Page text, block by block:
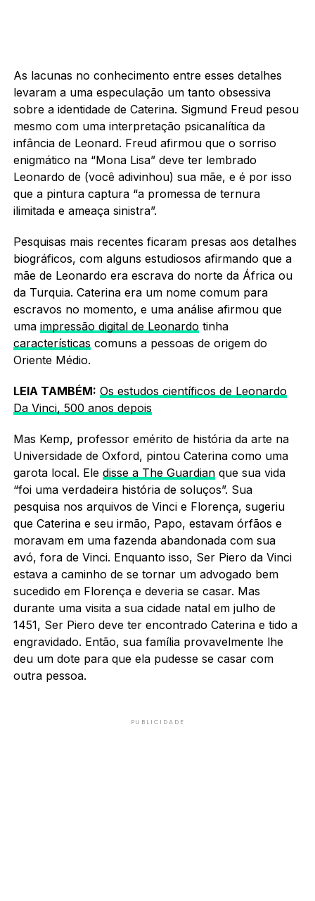
As lacunas no conhecimento entre esses detalhes
levaram a uma especulação um tanto obsessiva
sobre a identidade de Caterina. Sigmund Freud pesou
mesmo com uma interpretação psicanalítica da
infância de Leonard. Freud afirmou que o sorriso
enigmático na “Mona Lisa” deve ter lembrado
Leonardo de (você adivinhou) sua mãe, e é por isso
que a pintura captura “a promessa de ternura
ilimitada e ameaça sinistra”.
Pesquisas mais recentes ficaram presas aos detalhes
biográficos, com alguns estudiosos afirmando que a
mãe de Leonardo era escrava do norte da África ou
da Turquia. Caterina era um nome comum para
escravos no momento, e uma análise afirmou que
uma impressão digital de Leonardo tinha
características comuns a pessoas de origem do
Oriente Médio.
LEIA TAMBÉM: Os estudos científicos de Leonardo
Da Vinci, 500 anos depois
Mas Kemp, professor emérito de história da arte na
Universidade de Oxford, pintou Caterina como uma
garota local. Ele disse a The Guardianque sua vida
“foi uma verdadeira história de soluços”. Sua
pesquisa nos arquivos de Vinci e Florença, sugeriu
que Caterina e seu irmão, Papo, estavam órfãos e
moravam em uma fazenda abandonada com sua
avó, fora de Vinci. Enquanto isso, Ser Piero da Vinci
estava a caminho de se tornar um advogado bem
sucedido em Florença e deveria se casar. Mas
durante uma visita a sua cidade natal em julho de
1451, Ser Piero deve ter encontrado Caterina e tido a
engravidado. Então, sua família provavelmente lhe
deu um dote para que ela pudesse se casar com
outra pessoa.
PUBLICIDADE